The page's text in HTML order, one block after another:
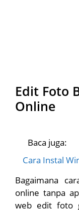
Edit Foto
Online
Baca juga:
Cara Instal
Bagaimana
online tanpa
web edit foto